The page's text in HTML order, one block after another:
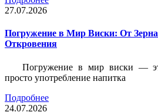
27.07.2026
Погружение в Мир Виски: От Зерна
Откровения
Погружение в мир виски —
просто употребление напитка
Подробнее
24.07.2026